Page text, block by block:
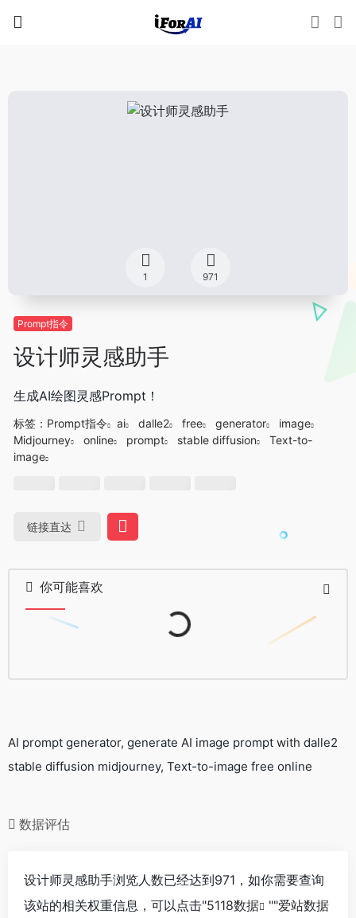
1 971
Prompt指令
设计师灵感助手
生成AI绘图灵感Prompt！
标签： Prompt指令 ai dalle2 free generator
image
Midjourney
online prompt stable diffusion
Text-to-
image
链接直达
你可能喜欢 Loading...
AI prompt generator, generate AI image prompt with dalle2
stable diffusion midjourney, Text-to-image free online
数据评估
设计师灵感助手浏览人数已经达到971，如你需要查询
该站的相关权重信息，可以点击"5118数据 ""爱站数据